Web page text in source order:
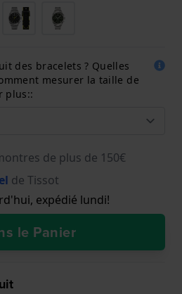
des bracelets ? Quelles
mesurer la taille de
plus::
de plus de 150€
de Tissot
expédié lundi!
le Panier